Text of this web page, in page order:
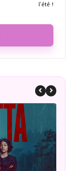
l’été !